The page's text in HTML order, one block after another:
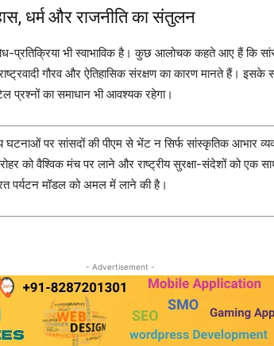
धर्म और राजनीति का संतुलन
प्रतिक्रिया भी स्वाभाविक है। कुछ आलोचक कहते आए हैं कि
गौरव और ऐतिहासिक संरक्षण का कारण मानते हैं।
प्रश्नों का समाधान भी आवश्यक रहेगा।
घटनाओं पर सांसदों की पीएम से भेंट न सिर्फ सांस्कृतिक आभार
को वैश्विक मंच पर लाने और राष्ट्रीय सुरक्षा-संदेशों को एक
पर्यटन मॉडल को अमल में लाने की है।
- Advertisement -